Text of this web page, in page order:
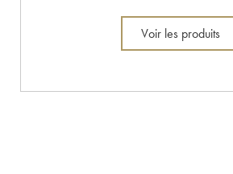
Voir les produits